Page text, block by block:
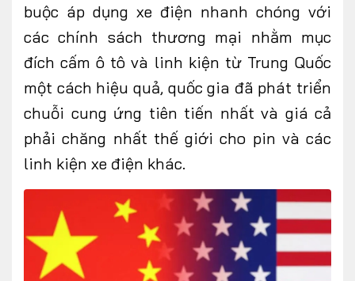
buộc áp dụng xe điện nhanh chóng với
các chính sách thương mại nhằm mục
đích cấm ô tô và linh kiện từ Trung Quốc
một cách hiệu quả, quốc gia đã phát triển
chuỗi cung ứng tiên tiến nhất và giá cả
phải chăng nhất thế giới cho pin và các
linh kiện xe điện khác.